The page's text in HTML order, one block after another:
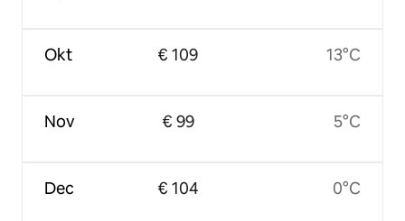
Okt
Nov
Dec
€ 109
€ 99
€ 104
13°C
5°C
0°C